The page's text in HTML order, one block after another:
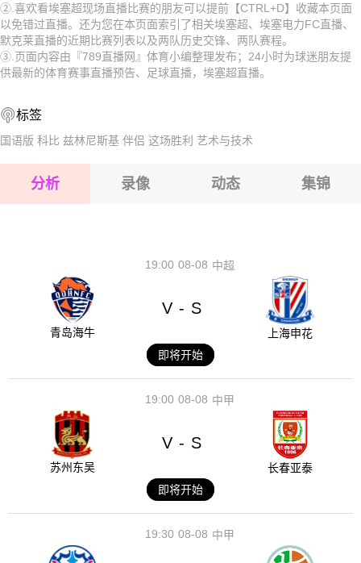
2026-08-16 【埃塞超】 埃塞电力FCVS默克莱
2026-08-16 【埃塞超】 埃塞电力FCVS默克莱
2026-08-16 【埃塞超】 埃塞电力FCVS默克莱
2026-08-16 【埃塞超】 埃塞电力FCVS默克莱
2026-08-16 【埃塞超】 埃塞电力FCVS默克莱
②.喜欢看埃塞超现场直播比赛的朋友可以提前【CTRL+D】收藏本页面
以免错过直播。还为您在本页面索引了相关埃塞超、埃塞电力FC直播、
默克莱直播的近期比赛列表以及两队历史交锋、两队赛程。
③.页面内容由『789直播网』体育小编整理发布；24小时为球迷朋友提
供最新的体育赛事直播预告、足球直播，埃塞超直播。
标签
国语版 科比 兹林尼斯基 伴侣 这场胜利 艺术与技术
分析 录像 动态 集锦
08-08
19:00 中超
青岛海牛
V - S
上海申花
即将开始
08-08
19:00 中甲
苏州东吴
V - S
长春亚泰
即将开始
08-08
19:30 中甲